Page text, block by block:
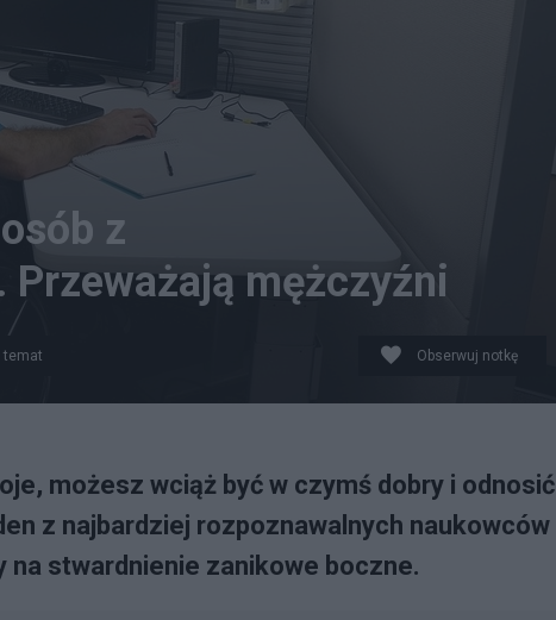
z
mężczyźni
temat Obserwuj notkę
możesz wciąż być w czymś dobry i odnosić
z najbardziej rozpoznawalnych naukowców
stwardnienie zanikowe boczne.